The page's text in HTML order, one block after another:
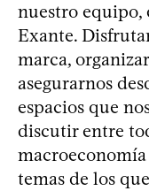
nuestro equipo,
Exante.
marca,
asegurarnos
espacios que
discutir entre
temas de los